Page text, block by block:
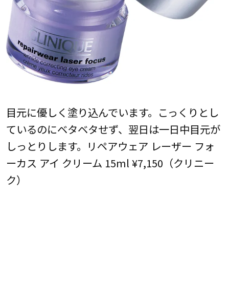
目元に優しく塗り込んでいます。こっくりとし
ているのにベタベタせず、翌日は一日中目元が
しっとりします。リペアウェア レーザー フォ
ーカス アイ クリーム 15ml ¥7,150（クリニー
ク）